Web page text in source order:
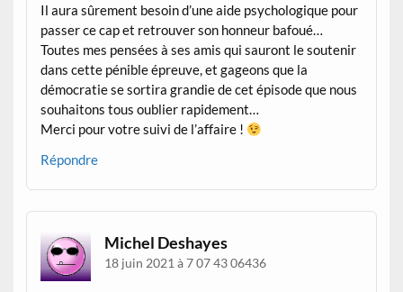
Il aura sûrement besoin d’une aide psychologique pour
passer ce cap et retrouver son honneur bafoué…
Toutes mes pensées à ses amis qui sauront le soutenir
dans cette pénible épreuve, et gageons que la
démocratie se sortira grandie de cet épisode que nous
souhaitons tous oublier rapidement…
Merci pour votre suivi de l’affaire !
Répondre
Michel Deshayes
18 juin 2021 à 7 07 43 06436